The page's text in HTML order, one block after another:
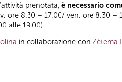
prenotata, è necessario
ore 8.30 – 17.00/ ven. ore 8.30 –
alle 19.00)
in collaborazione con Zètema